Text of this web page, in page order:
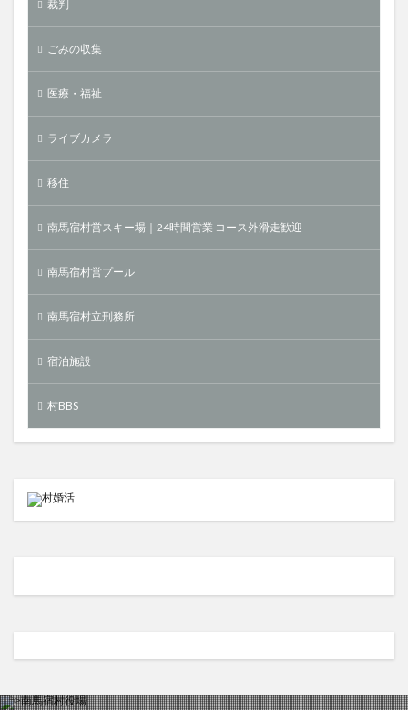
裁判
ごみの収集
医療・福祉
ライブカメラ
移住
南馬宿村営スキー場｜24時間営業 コース外滑走歓迎
南馬宿村営プール
南馬宿村立刑務所
宿泊施設
村BBS